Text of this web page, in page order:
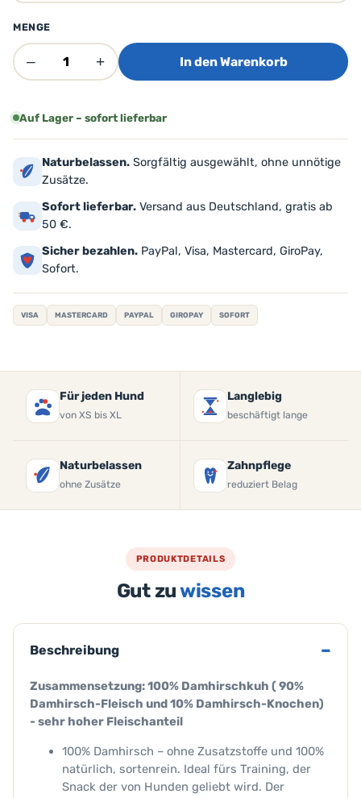
MENGE
– + In den Warenkorb
Auf Lager – sofort lieferbar
Naturbelassen. Sorgfältig ausgewählt, ohne unnötige
Zusätze.
Sofort lieferbar. Versand aus Deutschland, gratis ab
50 €.
Sicher bezahlen. PayPal, Visa, Mastercard, GiroPay,
Sofort.
VISA MASTERCARD PAYPAL GIROPAY SOFORT
Für jeden Hund
von XS bis XL
Langlebig
beschäftigt lange
Naturbelassen
ohne Zusätze
Zahnpflege
reduziert Belag
PRODUKTDETAILS
Gut zuwissen
Beschreibung
Zusammensetzung: 100% Damhirschkuh ( 90%
Damhirsch-Fleisch und 10% Damhirsch-Knochen)
- sehr hoher Fleischanteil
100% Damhirsch – ohne Zusatzstoffe und 100%
natürlich, sortenrein. Ideal fürs Training, der
Snack der von Hunden geliebt wird. Der